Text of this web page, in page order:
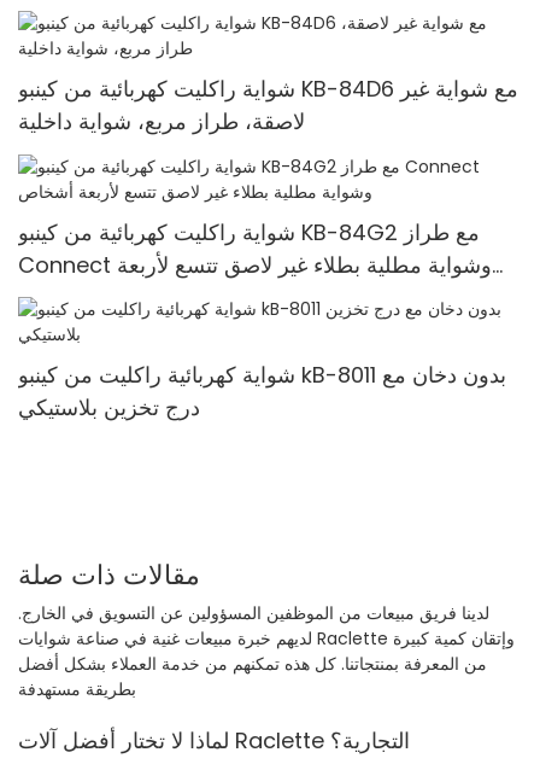
شواية راكليت كهربائية من كينبو KB-84D6 مع شواية غير
لاصقة، طراز مربع، شواية داخلية
شواية راكليت كهربائية من كينبو KB-84G2 مع طراز
Connect وشواية مطلية بطلاء غير لاصق تتسع لأربعة
أشخاص
شواية كهربائية راكليت من كينبو kB-8011 بدون دخان مع
درج تخزين بلاستيكي
مقالات ذات صلة
لدينا فريق مبيعات من الموظفين المسؤولين عن التسويق في الخارج.
لديهم خبرة مبيعات غنية في صناعة شوايات Raclette وإتقان كمية كبيرة
من المعرفة بمنتجاتنا. كل هذه تمكنهم من خدمة العملاء بشكل أفضل
بطريقة مستهدفة
لماذا لا تختار أفضل آلات Raclette التجارية؟